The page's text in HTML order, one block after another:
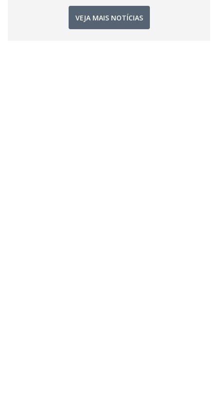
VEJA MAIS NOTÍCIAS